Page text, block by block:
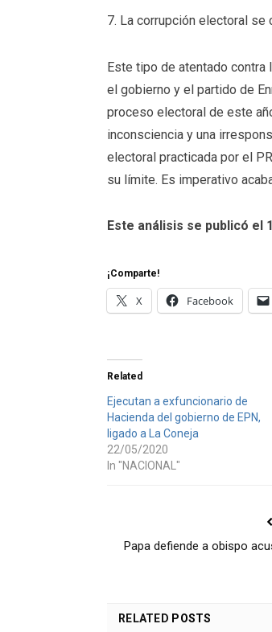
7. La corrupción electoral se
Este tipo de atentado contra
el gobierno y el partido de
proceso electoral de este
inconsciencia y una
electoral practicada por el
su límite. Es imperativo
Este análisis se publicó el
¡Comparte!
X Facebook
Related
Ejecutan a exfuncionario de
Hacienda del gobierno de EPN,
ligado a La Coneja
22/05/2020
In "NACIONAL"
Papa defiende a obispo
RELATED POSTS